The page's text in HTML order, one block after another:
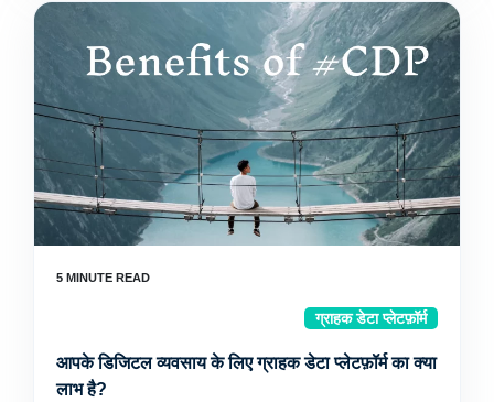
ग्राहक डेटा प्लेटफ़ॉर्म
आपके डिजिटल व्यवसाय के लिए ग्राहक डेटा प्लेटफ़ॉर्म का क्या
लाभ है?